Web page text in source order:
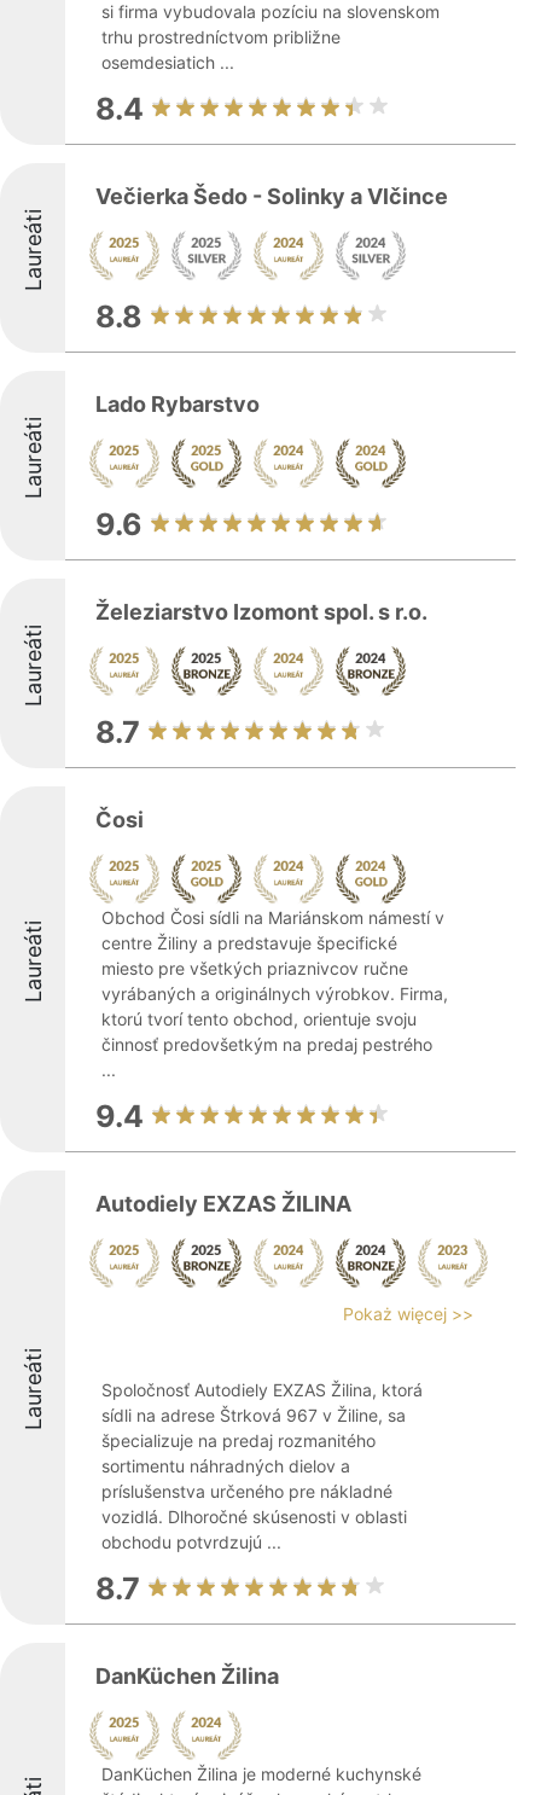
si firma vybudovala pozíciu na slovenskom
trhu prostredníctvom približne
osemdesiatich ...
8.4
Laureáti
Večierka Šedo - Solinky a Vlčince
8.8
Laureáti
Lado Rybarstvo
9.6
Laureáti
Železiarstvo Izomont spol. s r.o.
8.7
Laureáti
Čosi
Obchod Čosi sídli na Mariánskom námestí v
centre Žiliny a predstavuje špecifické
miesto pre všetkých priaznivcov ručne
vyrábaných a originálnych výrobkov. Firma,
ktorú tvorí tento obchod, orientuje svoju
činnosť predovšetkým na predaj pestrého
...
9.4
Laureáti
Autodiely EXZAS ŽILINA
Pokaż więcej >>
Spoločnosť Autodiely EXZAS Žilina, ktorá
sídli na adrese Štrková 967 v Žiline, sa
špecializuje na predaj rozmanitého
sortimentu náhradných dielov a
príslušenstva určeného pre nákladné
vozidlá. Dlhoročné skúsenosti v oblasti
obchodu potvrdzujú ...
8.7
DanKüchen Žilina
DanKüchen Žilina je moderné kuchynské